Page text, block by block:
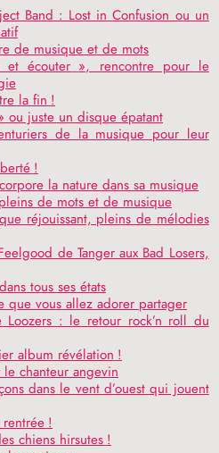
Band : Lost in Confusion ou un
de musique et de mots
et écouter », rencontre pour le
la fin !
ou juste un disque épatant
de la musique pour leur
!
la nature dans sa musique
de mots et de musique
réjouissant, pleins de mélodies
de Tanger aux Bad Losers,
tous ses états
vous allez adorer partager
Loozers : le retour rock’n roll du
album révélation !
chanteur angevin
dans le vent d’ouest qui jouent
!
chiens hirsutes !